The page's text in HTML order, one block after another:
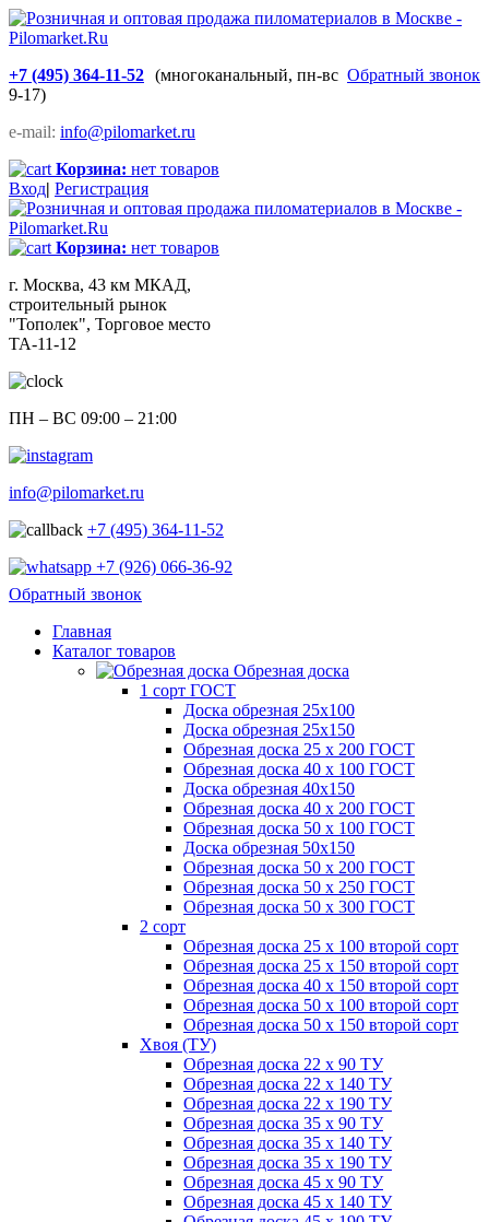
+7 (495) 364-11-52 Обратный звонок
(многоканальный, пн-вс
9-17)
e-mail: info@pilomarket.ru
Корзина: нет товаров
Вход| Регистрация
Корзина: нет товаров
г. Москва, 43 км МКАД,
строительный рынок
"Тополек", Торговое место
ТА-11-12
ПН – ВС 09:00 – 21:00
info@pilomarket.ru
+7 (495) 364-11-52
+7 (926) 066-36-92
Обратный звонок
Главная
Каталог товаров
Обрезная доска
1 сорт ГОСТ
Доска обрезная 25х100
Доска обрезная 25х150
Обрезная доска 25 х 200 ГОСТ
Обрезная доска 40 х 100 ГОСТ
Доска обрезная 40х150
Обрезная доска 40 х 200 ГОСТ
Обрезная доска 50 х 100 ГОСТ
Доска обрезная 50х150
Обрезная доска 50 х 200 ГОСТ
Обрезная доска 50 х 250 ГОСТ
Обрезная доска 50 х 300 ГОСТ
2 сорт
Обрезная доска 25 х 100 второй сорт
Обрезная доска 25 х 150 второй сорт
Обрезная доска 40 х 150 второй сорт
Обрезная доска 50 х 100 второй сорт
Обрезная доска 50 х 150 второй сорт
Хвоя (ТУ)
Обрезная доска 22 х 90 ТУ
Обрезная доска 22 х 140 ТУ
Обрезная доска 22 х 190 ТУ
Обрезная доска 35 х 90 ТУ
Обрезная доска 35 х 140 ТУ
Обрезная доска 35 х 190 ТУ
Обрезная доска 45 х 90 ТУ
Обрезная доска 45 х 140 ТУ